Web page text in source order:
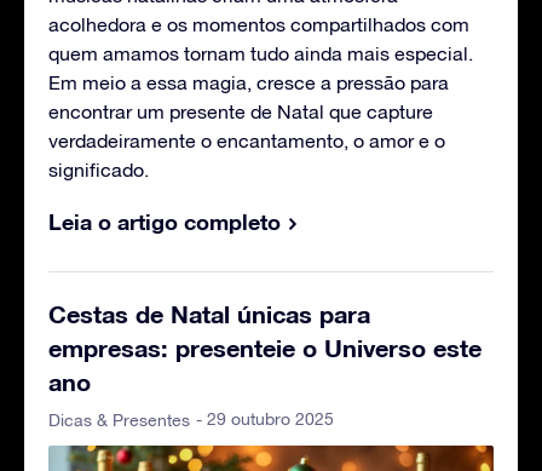
acolhedora e os momentos compartilhados com
quem amamos tornam tudo ainda mais especial.
Em meio a essa magia, cresce a pressão para
encontrar um presente de Natal que capture
verdadeiramente o encantamento, o amor e o
significado.
Leia o artigo completo
Cestas de Natal únicas para
empresas: presenteie o Universo este
ano
Dicas & Presentes - 29 outubro 2025